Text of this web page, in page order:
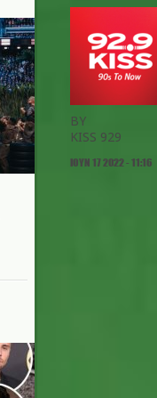
BY
KISS 929
ΙΟΥΝ 17 2022 - 11:16